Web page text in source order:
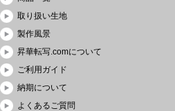
取り扱い生地
製作風景
昇華転写.comについて
ご利用ガイド
納期について
よくあるご質問